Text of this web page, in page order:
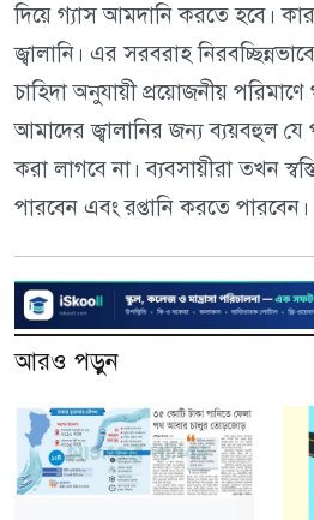
দিয়ে গ্যাস আমদানি করতে হবে।
জ্বালানি। এর সরবরাহ
চাহিদা অনুযায়ী প্রয়োজনীয়
আমাদের জ্বালানির জন্য ব্যয়বহুল যে
করা লাগবে না। ব্যবসায়ীরা তখন
পারবেন এবং রপ্তানি করতে পারবেন।
আরও পড়ুন